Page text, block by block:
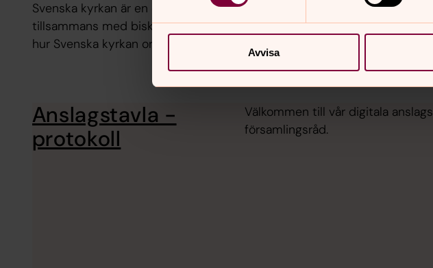
Avvisa
Svenska kyrkan är en öppen folkkyrka som styrs av förtroendevalda
tillsammans med biskopar, präster och diakoner. Här kan du lära dig mer
hur Svenska kyrkan organiseras och hur beslut fattas.
Anslagstavla -
protokoll
Välkommen till vår digitala
församlingsråd.